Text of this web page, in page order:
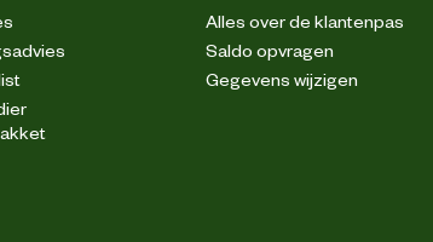
Alles over de klantenpas
Saldo opvragen
Gegevens wijzigen